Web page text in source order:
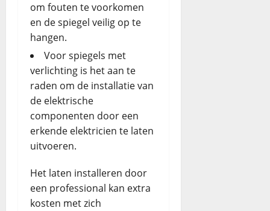
om fouten te voorkomen
en de spiegel veilig op te
hangen.
Voor spiegels met
verlichting is het aan te
raden om de installatie van
de elektrische
componenten door een
erkende elektricien te laten
uitvoeren.
Het laten installeren door
een professional kan extra
kosten met zich